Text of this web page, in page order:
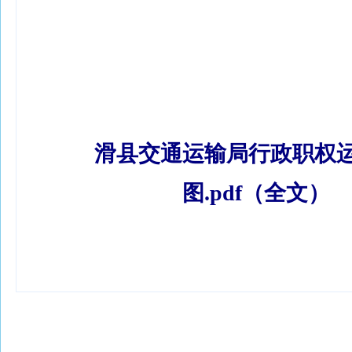
滑县交通运输局行政职权
图.pdf（全文）